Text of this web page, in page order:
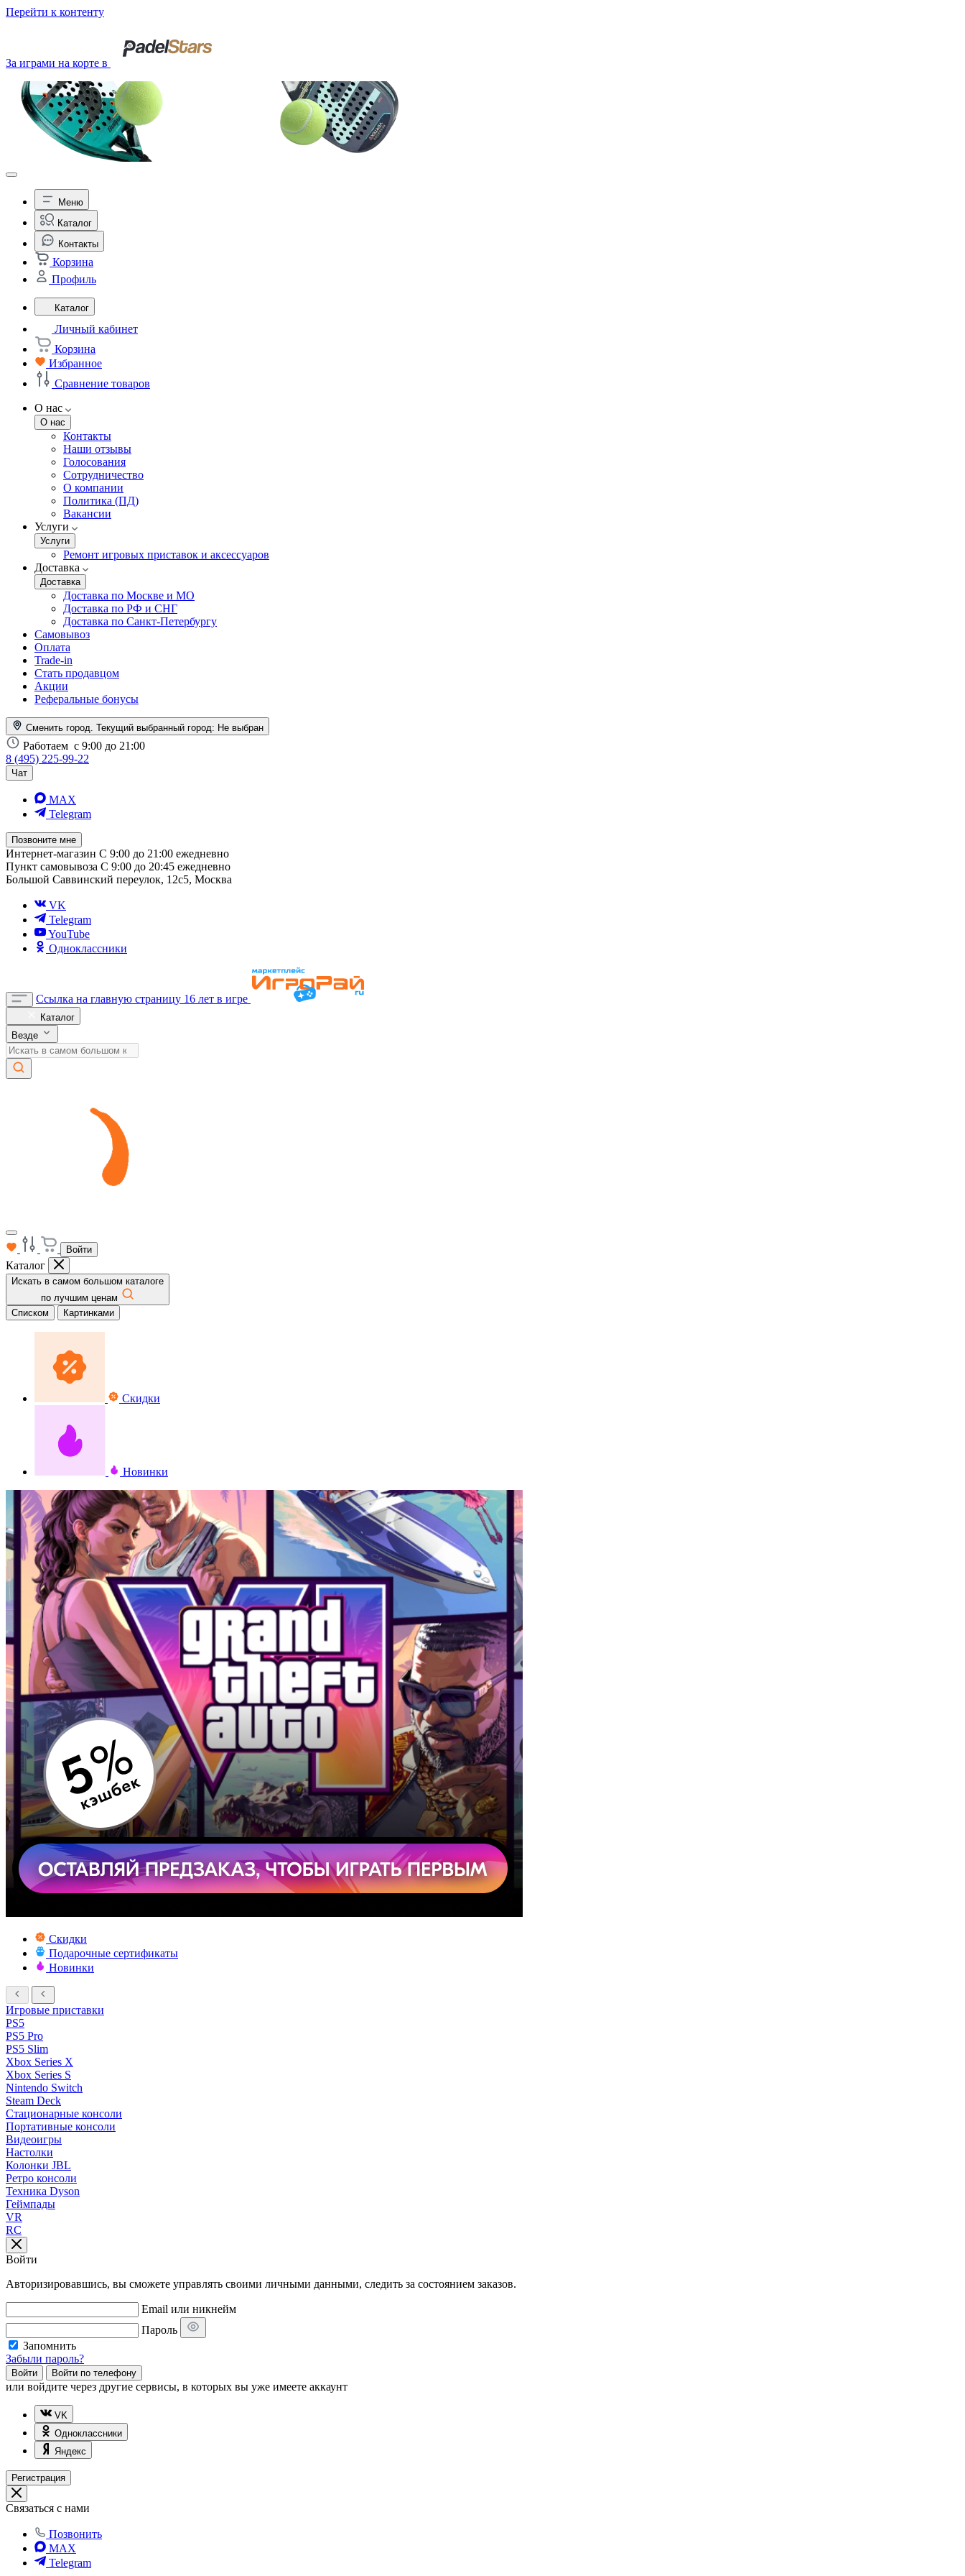
Перейти к контенту
За играми на корте в
Меню
Каталог
Контакты
Корзина
Профиль
Каталог
Личный кабинет
Корзина
Избранное
Сравнение товаров
О нас
О нас
Контакты
Наши отзывы
Голосования
Сотрудничество
О компании
Политика (ПД)
Вакансии
Услуги
Услуги
Ремонт игровых приставок и аксессуаров
Доставка
Доставка
Доставка по Москве и МО
Доставка по РФ и СНГ
Доставка по Санкт-Петербургу
Самовывоз
Оплата
Trade-in
Стать продавцом
Акции
Реферальные бонусы
Сменить город. Текущий выбранный город: Не выбран
Работаем с 9:00 до 21:00
8 (495) 225-99-22
Чат
MAX
Telegram
Позвоните мне
Интернет-магазин С 9:00 до 21:00 ежедневно
Пункт самовывоза С 9:00 до 20:45 ежедневно
Большой Саввинский переулок, 12с5, Москва
VK
Telegram
YouTube
Одноклассники
Ссылка на главную страницу 16 лет в игре
Каталог
Везде
Войти
Каталог
Искать в самом большом каталоге
по лучшим ценам
Списком
Картинками
Скидки
Новинки
Скидки
Подарочные сертификаты
Новинки
Игровые приставки
PS5
PS5 Pro
PS5 Slim
Xbox Series X
Xbox Series S
Nintendo Switch
Steam Deck
Стационарные консоли
Портативные консоли
Видеоигры
Настолки
Колонки JBL
Ретро консоли
Техника Dyson
Геймпады
VR
RC
Войти
Авторизировавшись, вы сможете управлять своими личными данными, следить за состоянием заказов.
Email или никнейм
Пароль
Запомнить
Забыли пароль?
Войти Войти по телефону
или войдите через другие сервисы, в которых вы уже имеете аккаунт
VK
Одноклассники
Яндекс
Регистрация
Связаться с нами
Позвонить
MAX
Telegram